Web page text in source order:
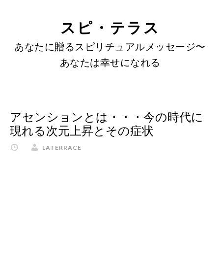
sidebar
スピ・テラス
あなたに贈るスピリチュアルメッセージ〜
あなたは幸せになれる
アセンションとは・・・今の時代に
現れる次元上昇とその症状
LATERRACE